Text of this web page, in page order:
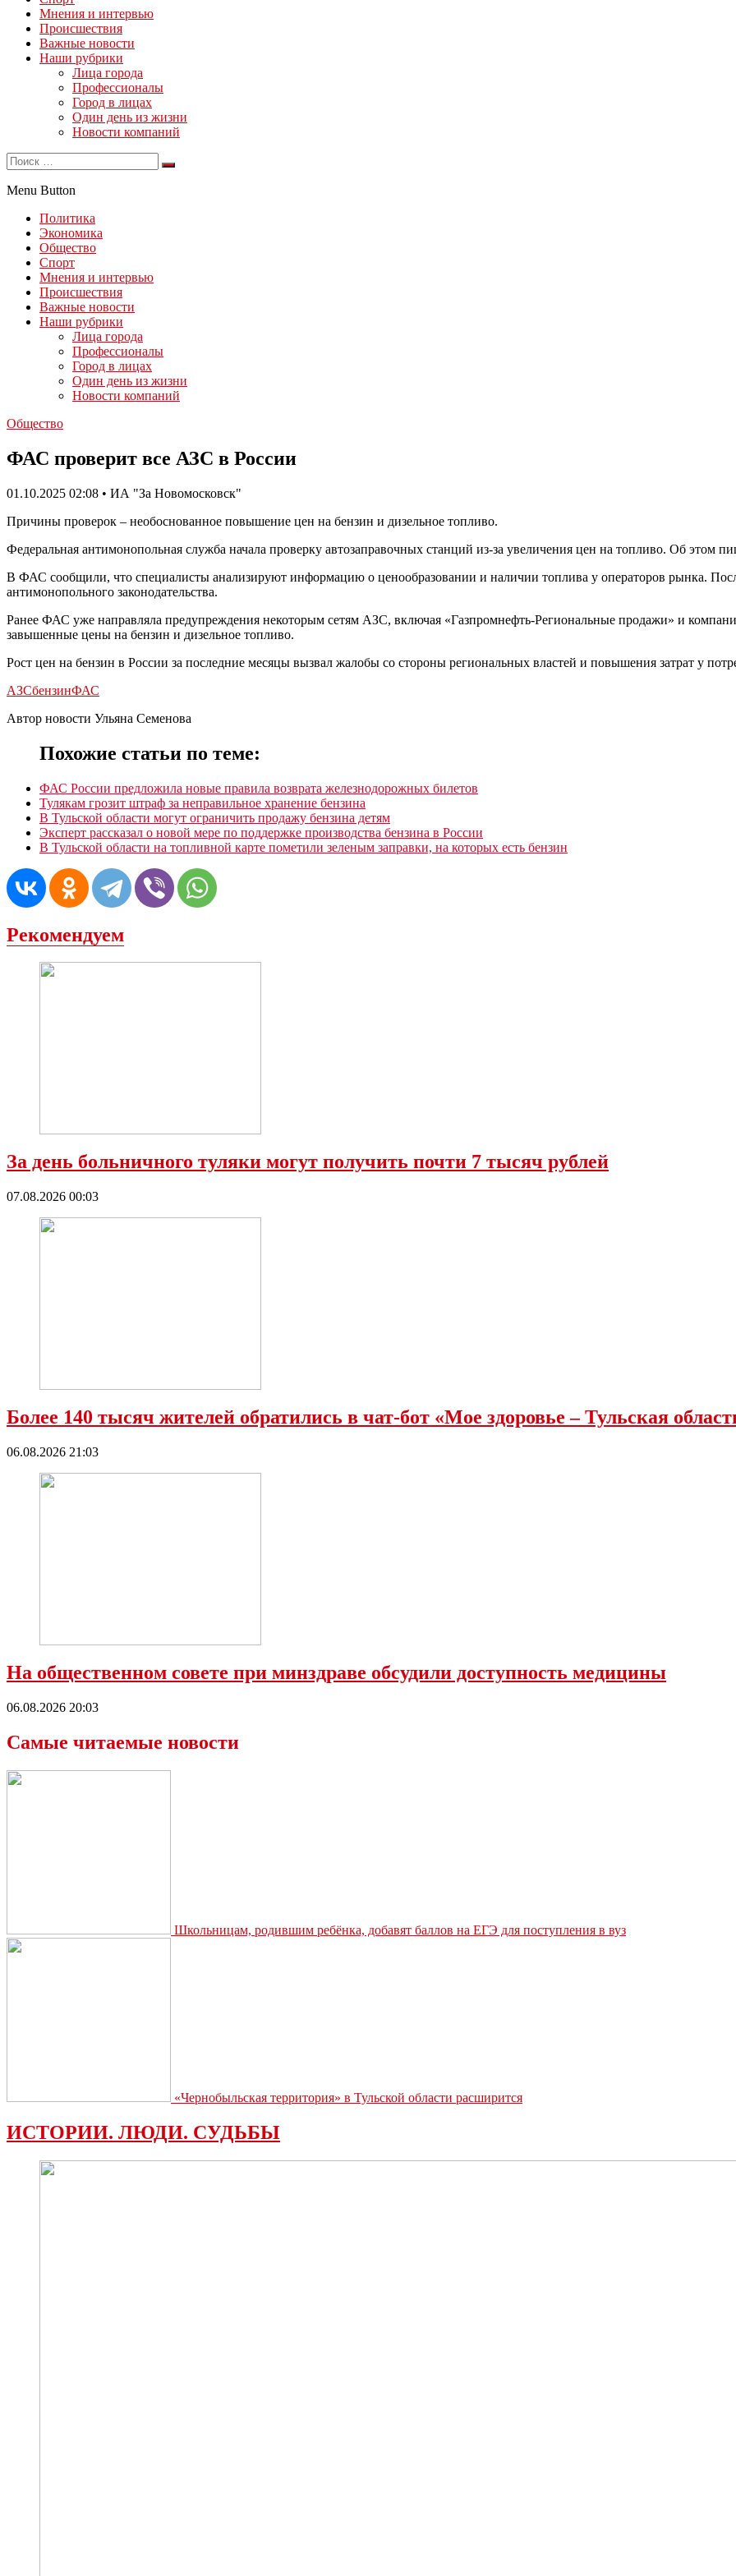
Мнения и интервью
Происшествия
Важные новости
Наши рубрики
Лица города
Профессионалы
Город в лицах
Один день из жизни
Новости компаний
Menu Button
Политика
Экономика
Общество
Спорт
Мнения и интервью
Происшествия
Важные новости
Наши рубрики
Лица города
Профессионалы
Город в лицах
Один день из жизни
Новости компаний
Общество
ФАС проверит все АЗС в России
01.10.2025 02:08 • ИА "За Новомосковск"
Причины проверок – необоснованное повышение цен на бензин и дизельное топливо.
Федеральная антимонопольная служба начала проверку автозаправочных станций из-за увеличения цен на топливо. Об этом
В ФАС сообщили, что специалисты анализируют информацию о ценообразовании и наличии топлива у операторов рынка.
антимонопольного законодательства.
Ранее ФАС уже направляла предупреждения некоторым сетям АЗС, включая «Газпромнефть-Региональные продажи» и
завышенные цены на бензин и дизельное топливо.
Рост цен на бензин в России за последние месяцы вызвал жалобы со стороны региональных властей и повышения затрат у
АЗСбензинФАС
Автор новости Ульяна Семенова
Похожие статьи по теме:
ФАС России предложила новые правила возврата железнодорожных билетов
Тулякам грозит штраф за неправильное хранение бензина
В Тульской области могут ограничить продажу бензина детям
Эксперт рассказал о новой мере по поддержке производства бензина в России
В Тульской области на топливной карте пометили зеленым заправки, на которых есть бензин
Рекомендуем
За день больничного туляки могут получить почти 7 тысяч рублей
07.08.2026 00:03
Более 140 тысяч жителей обратились в чат-бот «Мое здоровье – Тульская
06.08.2026 21:03
На общественном совете при минздраве обсудили доступность медицины
06.08.2026 20:03
Самые читаемые новости
Школьницам, родившим ребёнка, добавят баллов на ЕГЭ для поступления в вуз
«Чернобыльская территория» в Тульской области расширится
ИСТОРИИ. ЛЮДИ. СУДЬБЫ